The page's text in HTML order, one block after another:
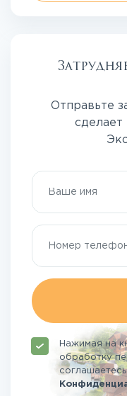
Отправьте
сделает
Нажимая на
обработку